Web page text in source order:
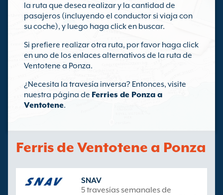
la ruta que desea realizar y la cantidad de
pasajeros (incluyendo el conductor si viaja con
su coche), y luego haga click en buscar.
Si prefiere realizar otra ruta, por favor haga click
en uno de los enlaces alternativos de la ruta de
Ventotene a Ponza.
¿Necesita la travesía inversa? Entonces, visite
nuestra página de Ferries de Ponza a
Ventotene.
Ferris de Ventotene a Ponza
SNAV
5 travesías semanales de